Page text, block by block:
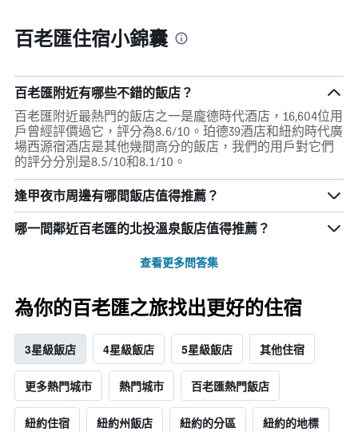
百老匯住宿小錦囊
百老匯附近有哪些不錯的飯店？
百老匯附近最熱門的飯店之一是龐德時代酒店，16,604位用
戶曾經評價過它，評分為8.6/10。珀德39酒店和紐約時代廣
場西源宿酒店是其他幾間高分的飯店，我們的用戶對它們
的評分分別是8.5/10和8.1/10。
逢甲夜市周邊有哪間飯店值得推薦？
哪一間鄰近百老匯的北投溫泉飯店值得推薦？
查看更多問答集
為你的百老匯之旅找出更好的住宿
3星級飯店 4星級飯店 5星級飯店 其他住宿
更多熱門城市 熱門城市 百老匯熱門飯店
紐約住宿 紐約州飯店 紐約的分區 紐約的地標